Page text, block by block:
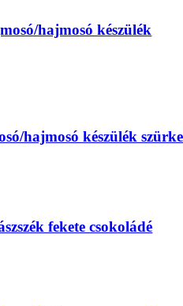
hajmosó készülék
hajmosó készülék szürke
fekete csokoládé